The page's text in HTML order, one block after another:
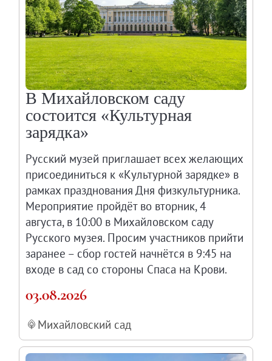
Живопись второй половины XIX века -
Скульптура XVIII – начала XX вв.
Скульптура XX – XXI вв.
Нумизматика
Гравюра
Рисунок
Декоративно-прикладное искусство
Народное искусство
Архив изображений
Современная фотография
Дар Петера и Ирене Людвиг
Образование и наука
Молодёжный совет
Каталоги и альбомы
Научные каталоги собрания
Научные сборники
Ежегодные отчеты
Служба регионального развития Русского
В Михайловском саду
состоится «Культурная
зарядка»
Русский музей приглашает всех желающих
присоединиться к «Культурной зарядке» в
рамках празднования Дня физкультурника.
Мероприятие пройдёт во вторник, 4
августа, в 10:00 в Михайловском саду
Русского музея. Просим участников прийти
заранее – сбор гостей начнётся в 9:45 на
входе в сад со стороны Спаса на Крови.
03.08.2026
Михайловский сад